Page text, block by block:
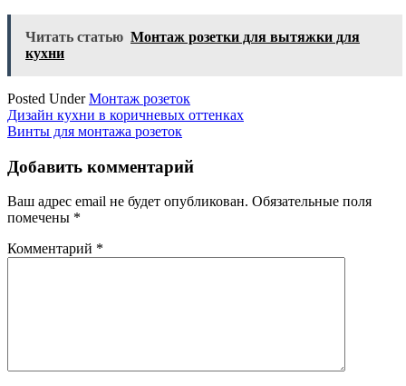
Читать статью Монтаж розетки для вытяжки для
кухни
Posted UnderМонтаж розеток
Навигация
по
записям
Дизайн кухни в коричневых оттенках
Винты для монтажа розеток
Добавить комментарий
Ваш адрес email не будет опубликован. Обязательные поля
помечены *
Комментарий *